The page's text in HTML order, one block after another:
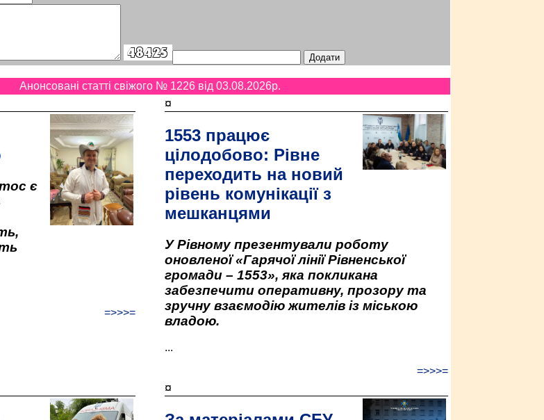
Анонсовані статті свіжого № 1226 від 03.08.2026p.
є
=>>>=
¤
1553 працює
цілодобово: Рівне
переходить на новий
рівень комунікації з
мешканцями
У Рівному презентували роботу
оновленої «Гарячої лінії Рівненської
громади – 1553», яка покликана
забезпечити оперативну, прозору та
зручну взаємодію жителів із міською
владою.
...
=>>>=
¤